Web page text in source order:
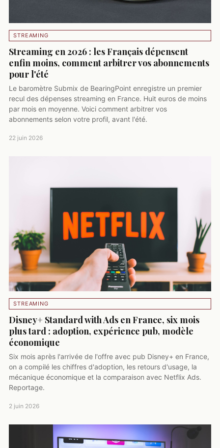
STREAMING
Streaming en 2026 : les Français dépensent
enfin moins, comment arbitrer vos abonnements
pour l'été
Le baromètre Submix de BearingPoint enregistre un premier
recul des dépenses streaming en France. Huit euros de moins
par mois en moyenne. Voici comment arbitrer vos
abonnements selon votre profil, avant l'été.
22 juin 2026
STREAMING
Disney+ Standard with Ads en France, six mois
plus tard : adoption, expérience pub, modèle
économique
Six mois après l'arrivée de l'offre avec pub Disney+ en France,
on a compilé les chiffres d'adoption, les retours d'usage, la
mécanique économique et la comparaison avec Netflix Ads.
Reportage.
2 juin 2026